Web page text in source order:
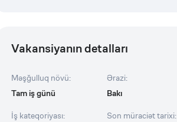
Vakansiyanın detalları
Məşğulluq növü:
Tam iş günü
Ərazi:
Bakı
İş kateqoriyası:
Son müraciət tarixi: